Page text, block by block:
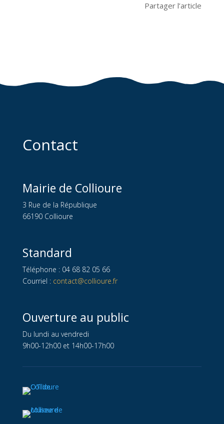
Partager l’article
Contact
Mairie de Collioure
3 Rue de la République
66190 Collioure
Standard
Téléphone : 04 68 82 05 66
Courriel : contact@collioure.fr
Ouverture au public
Du lundi au vendredi
9h00-12h00 et 14h00-17h00